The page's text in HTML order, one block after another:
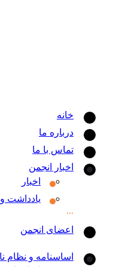
خانه
درباره ما
تماس با ما
اخبار انجمن
اخبار
یادداشت و مقالات
اعضای انجمن
اساسنامه و نظام نامه‌ها